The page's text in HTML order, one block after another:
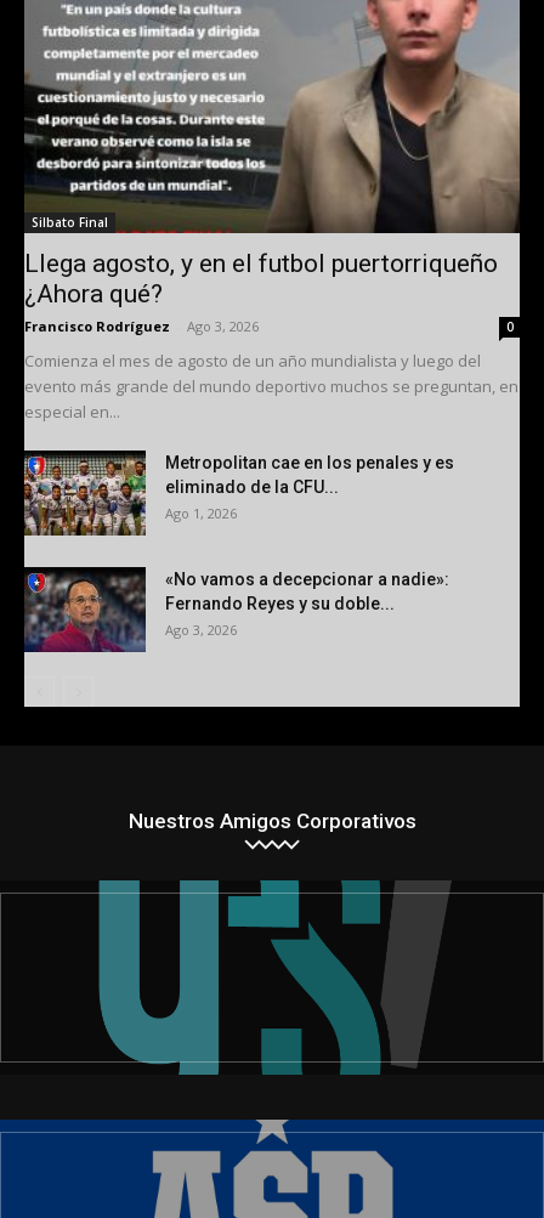
Silbato Final
Llega agosto, y en el futbol puertorriqueño
¿Ahora qué?
Francisco Rodríguez Ago 3, 2026 0
Comienza el mes de agosto de un año mundialista y luego del
evento más grande del mundo deportivo muchos se preguntan, en
especial en...
Metropolitan cae en los penales y es
eliminado de la CFU...
Ago 1, 2026
«No vamos a decepcionar a nadie»:
Fernando Reyes y su doble...
Ago 3, 2026
Nuestros Amigos Corporativos